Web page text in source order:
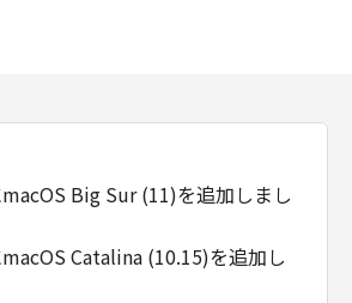
Big Sur (11)を追加しまし
Catalina (10.15)を追加し